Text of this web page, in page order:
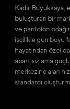
Kadir Büyükkaya,
buluşturan bir
ve pantolon
işçilikle gün boyu
hayatından özel
abartısız ama
merkezine alan
standardı